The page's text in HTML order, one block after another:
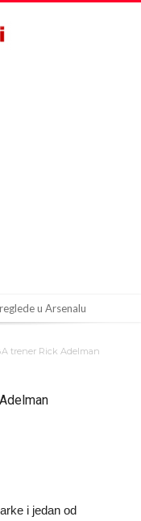
u Arsenalu
trener Rick Adelman
i jedan od